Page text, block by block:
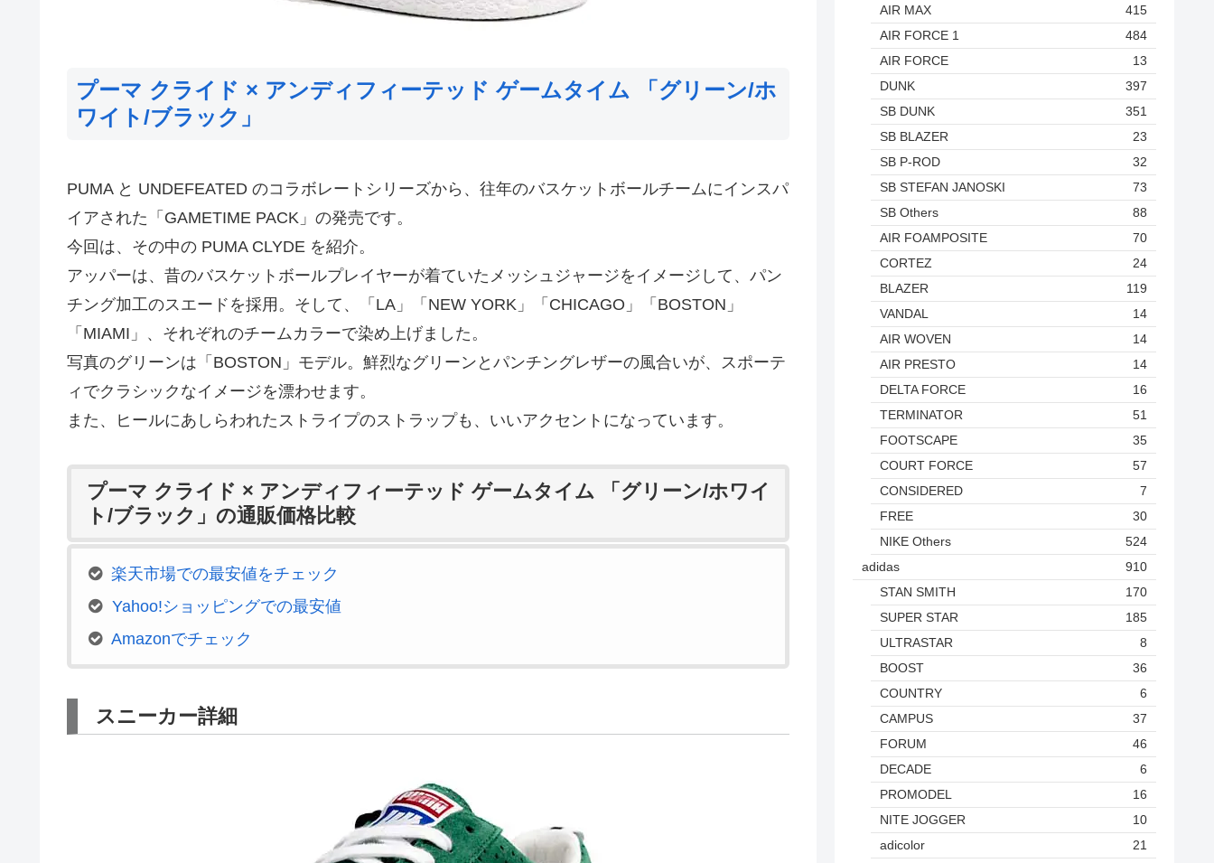
プーマ クライド × アンディフィーテッド ゲームタイム 「グリーン/ホ
ワイト/ブラック」
PUMA と UNDEFEATED のコラボレートシリーズから、往年のバスケットボールチームにインスパ
イアされた「GAMETIME PACK」の発売です。
今回は、その中の PUMA CLYDE を紹介。
アッパーは、昔のバスケットボールプレイヤーが着ていたメッシュジャージをイメージして、パン
チング加工のスエードを採用。そして、「LA」「NEW YORK」「CHICAGO」「BOSTON」
「MIAMI」、それぞれのチームカラーで染め上げました。
写真のグリーンは「BOSTON」モデル。鮮烈なグリーンとパンチングレザーの風合いが、スポーテ
ィでクラシックなイメージを漂わせます。
また、ヒールにあしらわれたストライプのストラップも、いいアクセントになっています。
プーマ クライド × アンディフィーテッド ゲームタイム 「グリーン/ホワイ
ト/ブラック」の通販価格比較
楽天市場での最安値をチェック
Yahoo!ショッピングでの最安値
Amazonでチェック
スニーカー詳細
AIR MAX
415
AIR FORCE 1
484
AIR FORCE
13
DUNK
397
SB DUNK
351
SB BLAZER
23
SB P-ROD
32
SB STEFAN JANOSKI
73
SB Others
88
AIR FOAMPOSITE
70
CORTEZ
24
BLAZER
119
VANDAL
14
AIR WOVEN
14
AIR PRESTO
14
DELTA FORCE
16
TERMINATOR
51
FOOTSCAPE
35
COURT FORCE
57
CONSIDERED
7
FREE
30
NIKE Others
524
adidas
910
STAN SMITH
170
SUPER STAR
185
ULTRASTAR
8
BOOST
36
COUNTRY
6
CAMPUS
37
FORUM
46
DECADE
6
PROMODEL
16
NITE JOGGER
10
adicolor
21